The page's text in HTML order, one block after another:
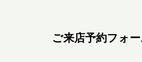
ご来店予約フォ